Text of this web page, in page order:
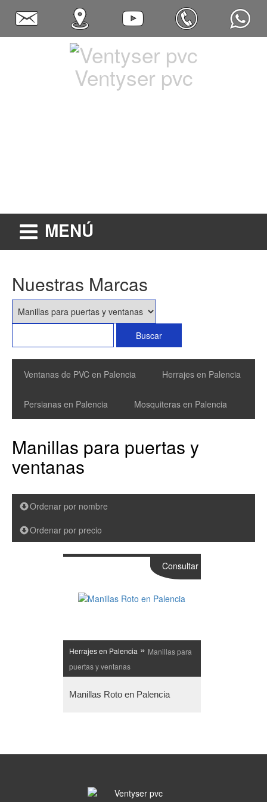
Ventyser pvc
MENÚ
Nuestras Marcas
Ventanas de PVC en Palencia Herrajes en Palencia
Persianas en Palencia Mosquiteras en Palencia
Manillas para puertas y
ventanas
Ordenar por nombre
Ordenar por precio
Herrajes en Palencia » Manillas para
puertas y ventanas
Manillas Roto en Palencia
Consultar